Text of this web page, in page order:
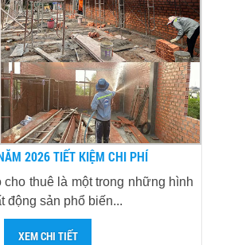
2026 TIẾT KIỆM CHI PHÍ
cho thuê là một trong những hình
động sản phổ biến...
XEM CHI TIẾT